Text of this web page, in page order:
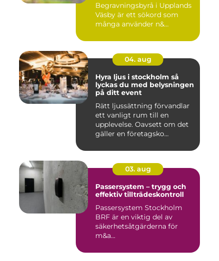
Begravningsbyrå i Upplands
Väsby är ett sökord som
många använder n&...
04. aug
Hyra ljus i stockholm så
lyckas du med belysningen
på ditt event
Rätt ljussättning förvandlar
ett vanligt rum till en
upplevelse. Oavsett om det
gäller en företagsko...
03. aug
Passersystem – trygg och
effektiv tillträdeskontroll
Passersystem Stockholm
BRF är en viktig del av
säkerhetsåtgärderna för
m&a...